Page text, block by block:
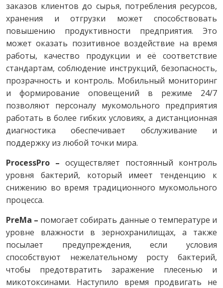
заказов клиентов до сырья, потребления ресурсов,
хранения и отгрузки может способствовать
повышению продуктивности предприятия. Это
может оказать позитивное воздействие на время
работы, качество продукции и её соответствие
стандартам, соблюдение инструкций, безопасность,
прозрачность и контроль. Мобильный мониторинг
и формирование оповещений в режиме 24/7
позволяют персоналу мукомольного предприятия
работать в более гибких условиях, а дистанционная
диагностика обеспечивает обслуживание и
поддержку из любой точки мира.
ProcessPro – осуществляет постоянный контроль
уровня бактерий, который имеет тенденцию к
снижению во время традиционного мукомольного
процесса.
PreMa – помогает собирать данные о температуре и
уровне влажности в зернохранилищах, а также
посылает предупреждения, если условия
способствуют нежелательному росту бактерий,
чтобы предотвратить заражение плесенью и
микотоксинами. Наступило время продвигать не